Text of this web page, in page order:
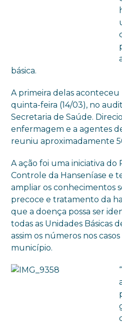
básica.
A primeira delas
quinta-feira (14/03), no
Secretaria de Saúde.
enfermagem e a agentes
reuniu aproximadamente
A ação foi uma iniciativa
Controle da Hanseníase e
ampliar os conhecimentos
precoce e tratamento da
que a doença possa ser
todas as Unidades Básicas
assim os números nos
município.